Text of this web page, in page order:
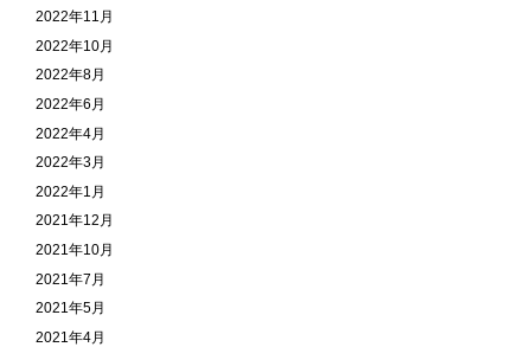
2022年11月
2022年10月
2022年8月
2022年6月
2022年4月
2022年3月
2022年1月
2021年12月
2021年10月
2021年7月
2021年5月
2021年4月